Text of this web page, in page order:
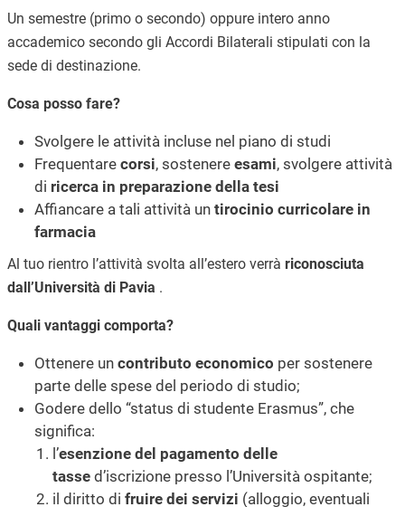
Un semestre (primo o secondo) oppure intero anno
accademico secondo gli Accordi Bilaterali stipulati con la
sede di destinazione.
Cosa posso fare?
Svolgere le attività incluse nel piano di studi
Frequentare corsi, sostenere esami, svolgere attività
di ricerca in preparazione della tesi
Affiancare a tali attività un tirocinio curricolare in
farmacia
Al tuo rientro l’attività svolta all’estero verrà riconosciuta
dall’Università di Pavia .
Quali vantaggi comporta?
Ottenere un contributo economico per sostenere
parte delle spese del periodo di studio;
Godere dello “status di studente Erasmus”, che
significa:
l’esenzione del pagamento delle
tassed’iscrizione presso l’Università ospitante;
il diritto di fruire dei servizi (alloggio, eventuali